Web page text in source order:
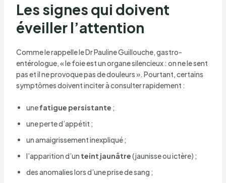
Les signes qui doivent
éveiller l’attention
Comme le rappelle le Dr Pauline Guillouche, gastro-
entérologue, « le foie est un organe silencieux : on ne le sent
pas et il ne provoque pas de douleurs ». Pourtant, certains
symptômes doivent inciter à consulter rapidement :
unefatigue persistante ;
une perte d’appétit ;
un amaigrissement inexpliqué ;
l’apparition d’un teint jaunâtre(jaunisse ou ictère) ;
des anomalies lors d’une prise de sang ;